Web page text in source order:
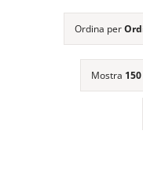
ATTIVITÀ EDITORIALE
Ordina per
Mostra